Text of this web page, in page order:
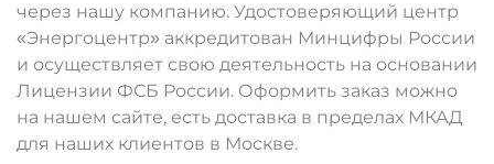
через нашу компанию. Удостоверяющий центр
«Энергоцентр» аккредитован Минцифры России
и осуществляет свою деятельность на основании
Лицензии ФСБ России. Оформить заказ можно
на нашем сайте, есть доставка в пределах МКАД
для наших клиентов в Москве.